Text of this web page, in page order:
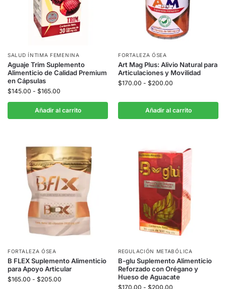
SALUD ÍNTIMA FEMENINA
Aguaje Trim Suplemento
Alimenticio de Calidad Premium
en Cápsulas
$145.00 - $165.00
Añadir al carrito
FORTALEZA ÓSEA
Art Mag Plus: Alivio Natural para
Articulaciones y Movilidad
$170.00 - $200.00
Añadir al carrito
FORTALEZA ÓSEA
B FLEX Suplemento Alimenticio
para Apoyo Articular
$165.00 - $205.00
REGULACIÓN METABÓLICA
B-glu Suplemento Alimenticio
Reforzado con Orégano y
Hueso de Aguacate
$170.00 - $200.00